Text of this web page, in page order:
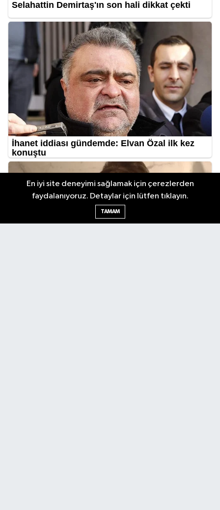
En iyi site deneyimi sağlamak için çerezlerden
faydalanıyoruz. Detaylar için lütfen tıklayın.
TAMAM